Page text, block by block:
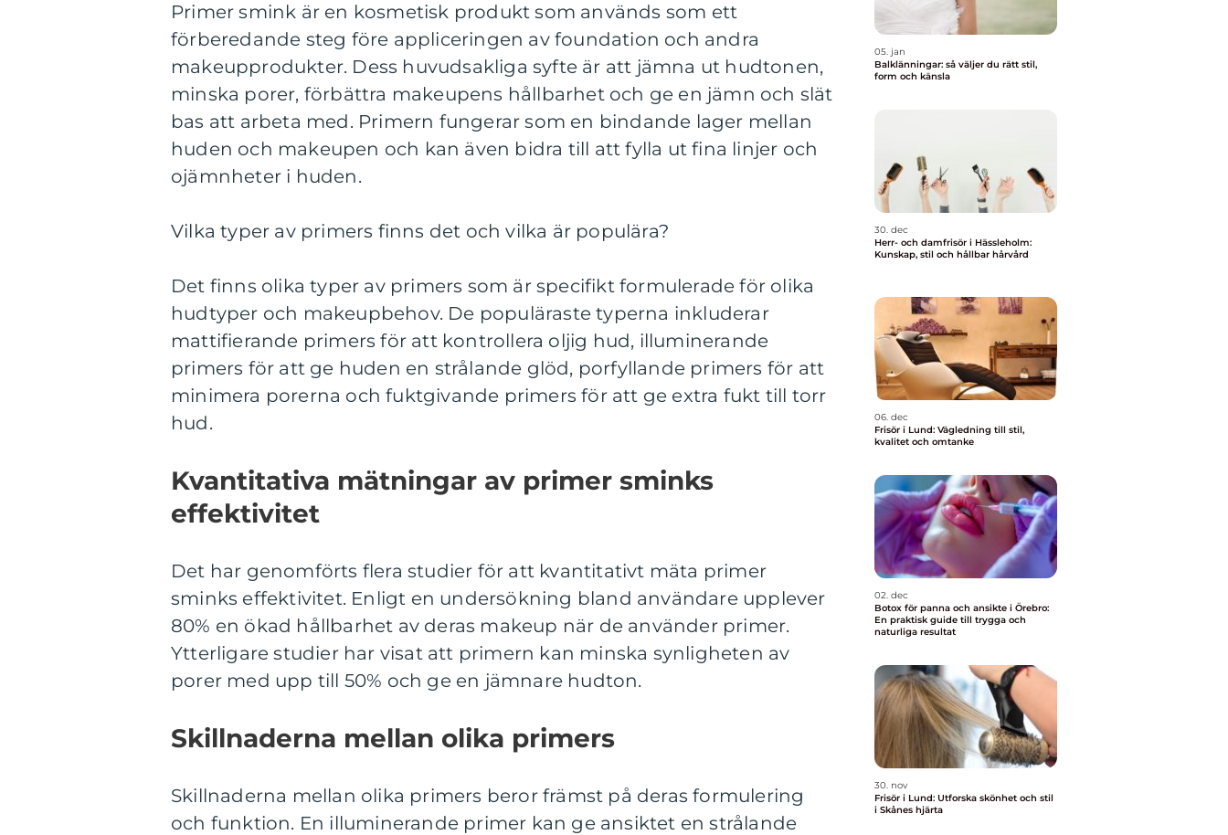
Primer smink är en kosmetisk produkt som används som ett
förberedande steg före appliceringen av foundation och andra
makeupprodukter. Dess huvudsakliga syfte är att jämna ut hudtonen,
minska porer, förbättra makeupens hållbarhet och ge en jämn och slät
bas att arbeta med. Primern fungerar som en bindande lager mellan
huden och makeupen och kan även bidra till att fylla ut fina linjer och
ojämnheter i huden.
Vilka typer av primers finns det och vilka är populära?
Det finns olika typer av primers som är specifikt formulerade för olika
hudtyper och makeupbehov. De populäraste typerna inkluderar
mattifierande primers för att kontrollera oljig hud, illuminerande
primers för att ge huden en strålande glöd, porfyllande primers för att
minimera porerna och fuktgivande primers för att ge extra fukt till torr
hud.
Kvantitativa mätningar av primer sminks
effektivitet
Det har genomförts flera studier för att kvantitativt mäta primer
sminks effektivitet. Enligt en undersökning bland användare upplever
80% en ökad hållbarhet av deras makeup när de använder primer.
Ytterligare studier har visat att primern kan minska synligheten av
porer med upp till 50% och ge en jämnare hudton.
Skillnaderna mellan olika primers
Skillnaderna mellan olika primers beror främst på deras formulering
och funktion. En illuminerande primer kan ge ansiktet en strålande
05. jan
Balklänningar: så väljer du rätt stil,
form och känsla
30. dec
Herr- och damfrisör i Hässleholm:
Kunskap, stil och hållbar hårvård
06. dec
Frisör i Lund: Vägledning till stil,
kvalitet och omtanke
02. dec
Botox för panna och ansikte i Örebro:
En praktisk guide till trygga och
naturliga resultat
30. nov
Frisör i Lund: Utforska skönhet och stil
i Skånes hjärta